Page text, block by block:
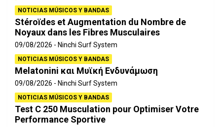
NOTICIAS MÚSICOS Y BANDAS
Stéroïdes et Augmentation du Nombre de
Noyaux dans les Fibres Musculaires
09/08/2026 Ninchi Surf System
NOTICIAS MÚSICOS Y BANDAS
Melatonini και Μυϊκή Ενδυνάμωση
09/08/2026 Ninchi Surf System
NOTICIAS MÚSICOS Y BANDAS
Test C 250 Musculation pour Optimiser Votre
Performance Sportive